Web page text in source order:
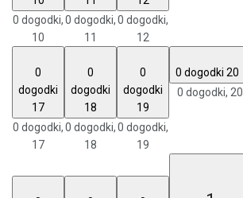
0 dogodki,
10
0 dogodki,
11
0 dogodki,
12
0
dogodki
17
0 dogodki,
17
0
dogodki
18
0 dogodki,
18
0
dogodki
19
0 dogodki,
19
0 dogodki 20
0 dogodki, 20